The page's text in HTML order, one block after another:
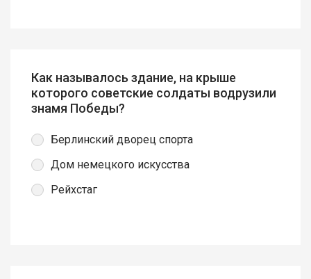
Как называлось здание, на крыше
которого советские солдаты водрузили
знамя Победы?
Берлинский дворец спорта
Дом немецкого искусства
Рейхстаг